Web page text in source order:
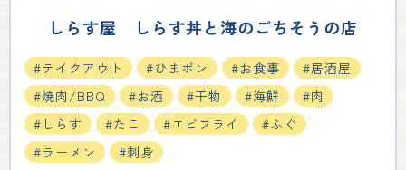
しらす屋 しらす丼と海のごちそうの店
#テイクアウト #ひまポン #お食事
#居酒屋
#焼肉/BBQ
#お酒 #干物 #海鮮
#肉
#しらす
#たこ #エビフライ
#ふぐ
#ラーメン
#刺身